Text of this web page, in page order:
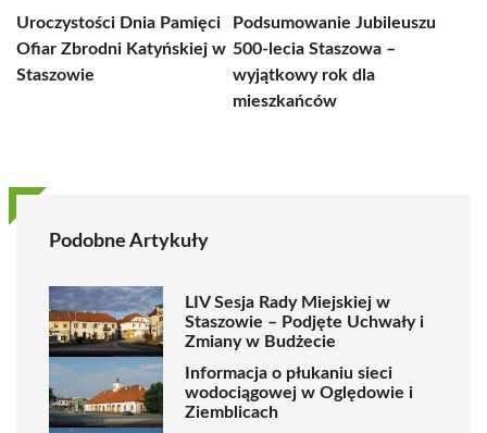
Uroczystości Dnia Pamięci
Ofiar Zbrodni Katyńskiej w
Staszowie
Podsumowanie Jubileuszu
500-lecia Staszowa –
wyjątkowy rok dla
mieszkańców
Podobne Artykuły
LIV Sesja Rady Miejskiej w
Staszowie – Podjęte Uchwały i
Zmiany w Budżecie
Informacja o płukaniu sieci
wodociągowej w Oględowie i
Ziemblicach